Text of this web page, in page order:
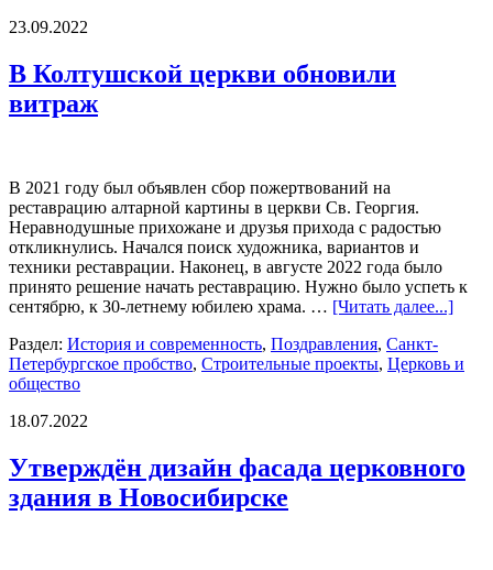
23.09.2022
В Колтушской церкви обновили
витраж
В 2021 году был объявлен сбор пожертвований на
реставрацию алтарной картины в церкви Св. Георгия.
Неравнодушные прихожане и друзья прихода с радостью
откликнулись. Начался поиск художника, вариантов и
техники реставрации. Наконец, в августе 2022 года было
принято решение начать реставрацию. Нужно было успеть к
сентябрю, к 30-летнему юбилею храма. … [Читать далее...]
Раздел: История и современность, Поздравления, Санкт-
Петербургское пробство, Строительные проекты, Церковь и
общество
18.07.2022
Утверждён дизайн фасада церковного
здания в Новосибирске